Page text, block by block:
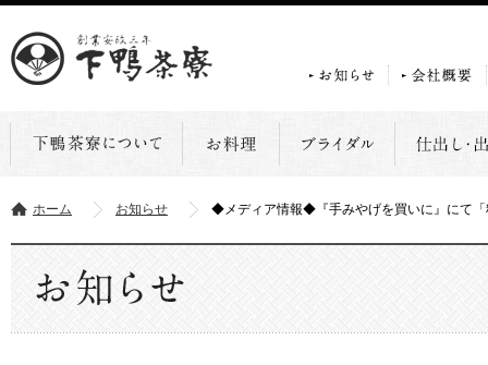
ホーム お知らせ ◆メディア情報◆『手みやげを買いに』にて